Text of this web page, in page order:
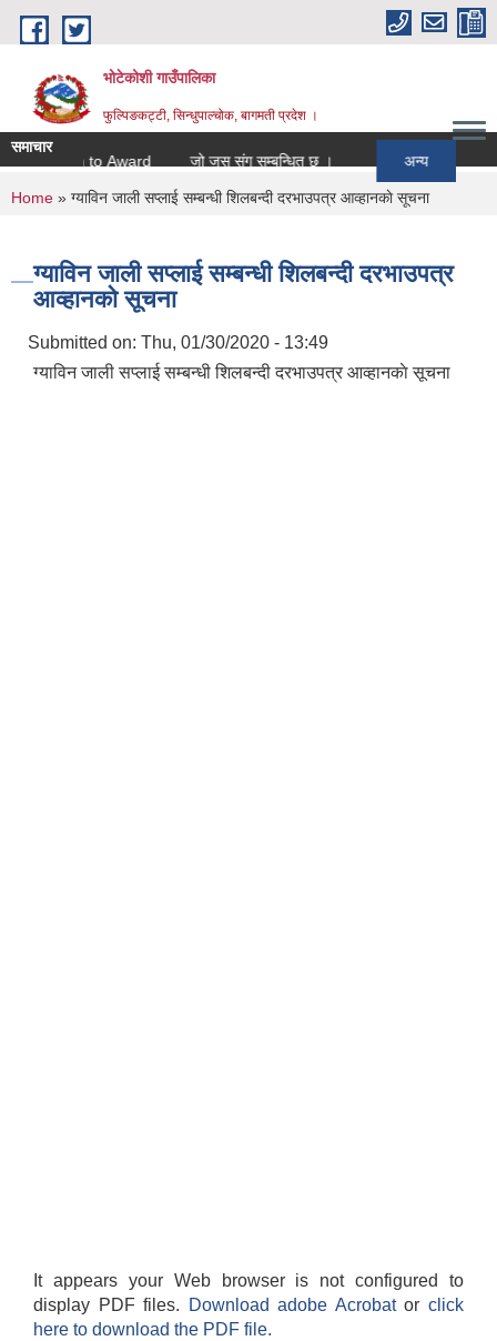
Skip to main content
भोटेकोशी गाउँपालिका
फुल्पिङकट्टी, सिन्धुपाल्चोक, बागमती प्रदेश ।
समाचार
to Award
जो जस संग सम्बन्धित छ ।
You are here
Home » ग्याविन जाली सप्लाई सम्बन्धी शिलबन्दी दरभाउपत्र आव्हानकाे सूचना
ग्याविन जाली सप्लाई सम्बन्धी शिलबन्दी दरभाउपत्र
आव्हानकाे सूचना
Submitted on: Thu, 01/30/2020 - 13:49
ग्याविन जाली सप्लाई सम्बन्धी शिलबन्दी दरभाउपत्र आव्हानकाे सूचना
It appears your Web browser is not configured to
display PDF files.
Download adobe Acrobatorclick
here to download the PDF file.